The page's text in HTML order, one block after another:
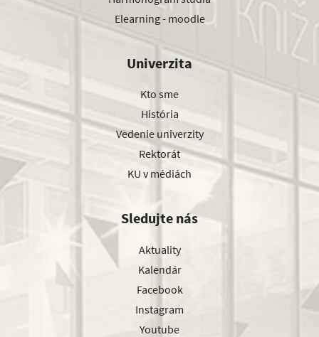
Elearning - moodle
Univerzita
Kto sme
História
Vedenie univerzity
Rektorát
KU v médiách
Sledujte nás
Aktuality
Kalendár
Facebook
Instagram
Youtube